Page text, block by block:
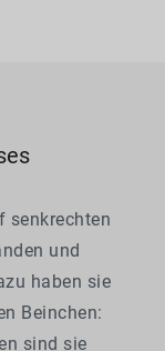
senkrechten
und
haben sie
Beinchen:
sind sie